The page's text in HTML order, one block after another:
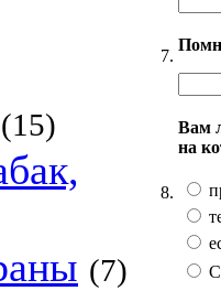
(15)
(7)
7.
8.
Вам
на